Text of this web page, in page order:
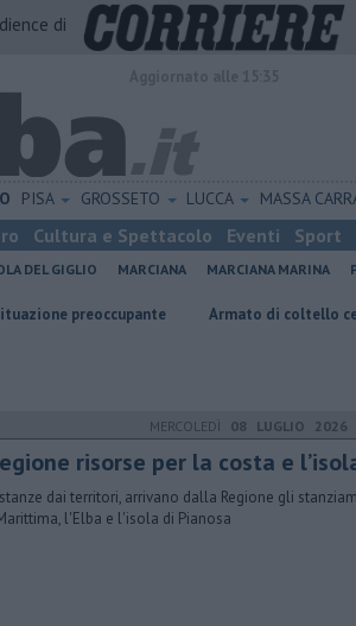
di
PISA GROSSETO LUCCA MASSA
Cultura e Spettacolo Eventi Sport
DEL GIGLIO MARCIANA MARCIANA MARINA
Armato di coltello cerca di entrare
MERCOLEDÌ 08 LUGLIO 2026
risorse per la costa e
dai territori, arrivano dalla Regione gli
l'Elba e l'isola di Pianosa